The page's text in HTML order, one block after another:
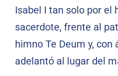
Isabel I tan solo por el
sacerdote, frente al
himno Te Deum y, con
adelantó al lugar del